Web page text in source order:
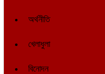
অর্থনীতি
খেলাধুলা
বিনোদন